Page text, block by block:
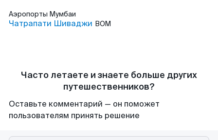
Аэропорты Мумбаи
Чатрапати Шиваджи BOM
Часто летаете и знаете больше других
путешественников?
Оставьте комментарий — он поможет
пользователям принять решение